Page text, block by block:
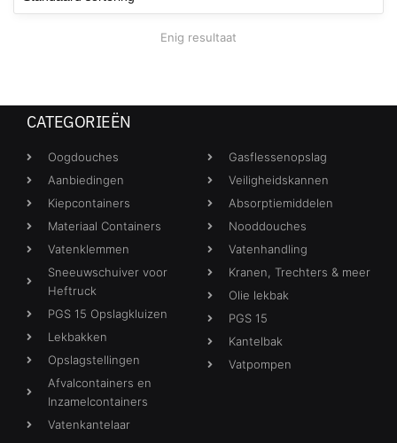
Enig resultaat
CATEGORIEËN
Oogdouches
Aanbiedingen
Kiepcontainers
Materiaal Containers
Vatenklemmen
Sneeuwschuiver voor
Heftruck
PGS 15 Opslagkluizen
Lekbakken
Opslagstellingen
Afvalcontainers en
Inzamelcontainers
Vatenkantelaar
Gasflessenopslag
Veiligheidskannen
Absorptiemiddelen
Nooddouches
Vatenhandling
Kranen, Trechters & meer
Olie lekbak
PGS 15
Kantelbak
Vatpompen